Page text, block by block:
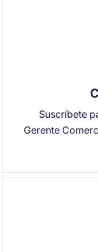
Suscríbete
Gerente